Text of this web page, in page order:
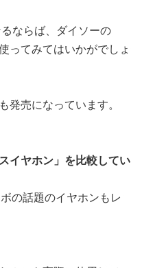
ならば、ダイソーの
ってみてはいかがでしょ
発売になっています。
イヤホン」を比較してい
の話題のイヤホンもレ